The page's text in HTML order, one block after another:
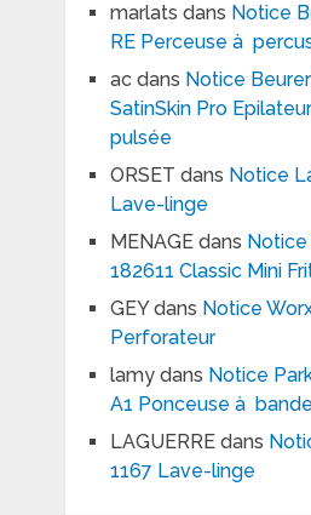
marlats dans Notice
RE Perceuse à
acdans Notice
SatinSkin Pro
pulsée
ORSET dans Notice
Lave-linge
MENAGEdans Notice
182611 Classic Mini
GEYdans Notice
Perforateur
lamydans Notice
A1 Ponceuse à bande
LAGUERREdans
1167 Lave-linge